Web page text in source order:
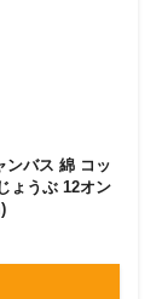
ンバス 綿 コッ
ょうぶ 12オン